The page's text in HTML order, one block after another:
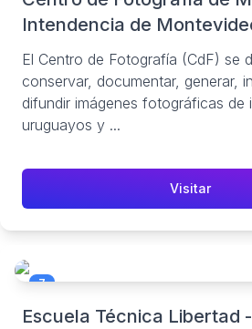
Intendencia de
El Centro de Fotografía (CdF) se
conservar, documentar, generar,
difundir imágenes fotográficas de
uruguayos y ...
Visitar
7
Escuela Técnica Libertad -